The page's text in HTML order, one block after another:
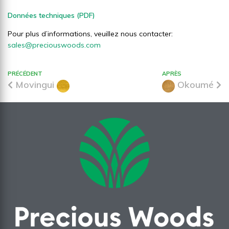
Données techniques (PDF)
Pour plus d’informations, veuillez nous contacter:
sales@preciouswoods.com
PRÉCÉDENT
Movingui
APRÈS
Okoumé